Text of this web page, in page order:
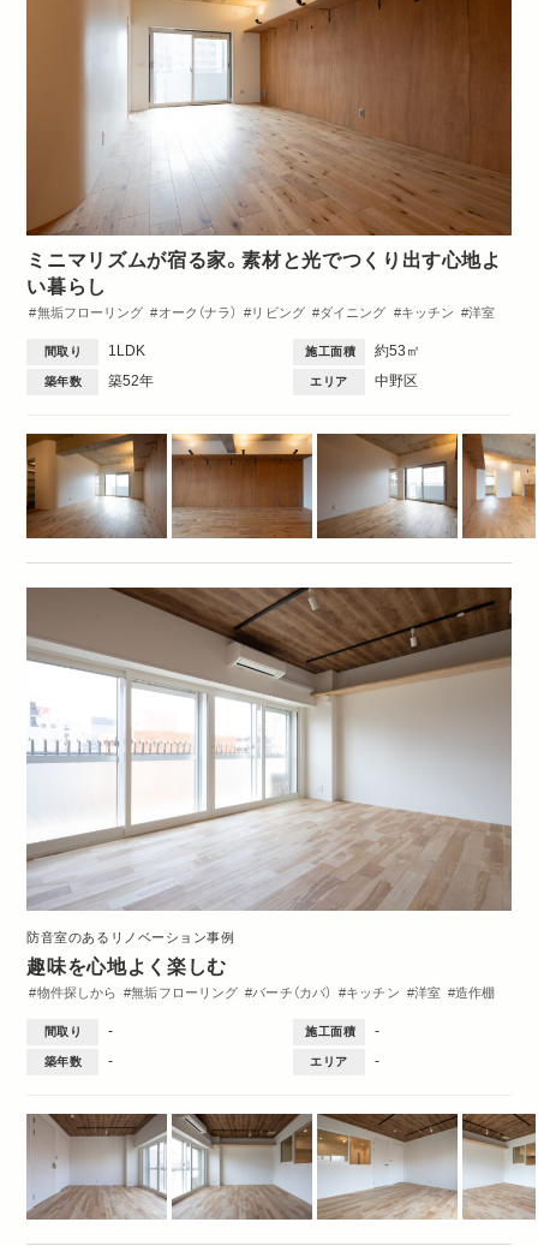
ミニマリズムが宿る家。素材と光でつくり出す心地よ
い暮らし
無垢フローリング オーク（ナラ） リビング ダイニング キッチン
洋室
間取り 1LDK 施工面積 約53㎡
築年数 築52年 エリア 中野区
防音室のあるリノベーション事例
趣味を心地よく楽しむ
物件探しから 無垢フローリング バーチ（カバ） キッチン 洋室
造作棚
間取り - 施工面積 -
築年数 - エリア -